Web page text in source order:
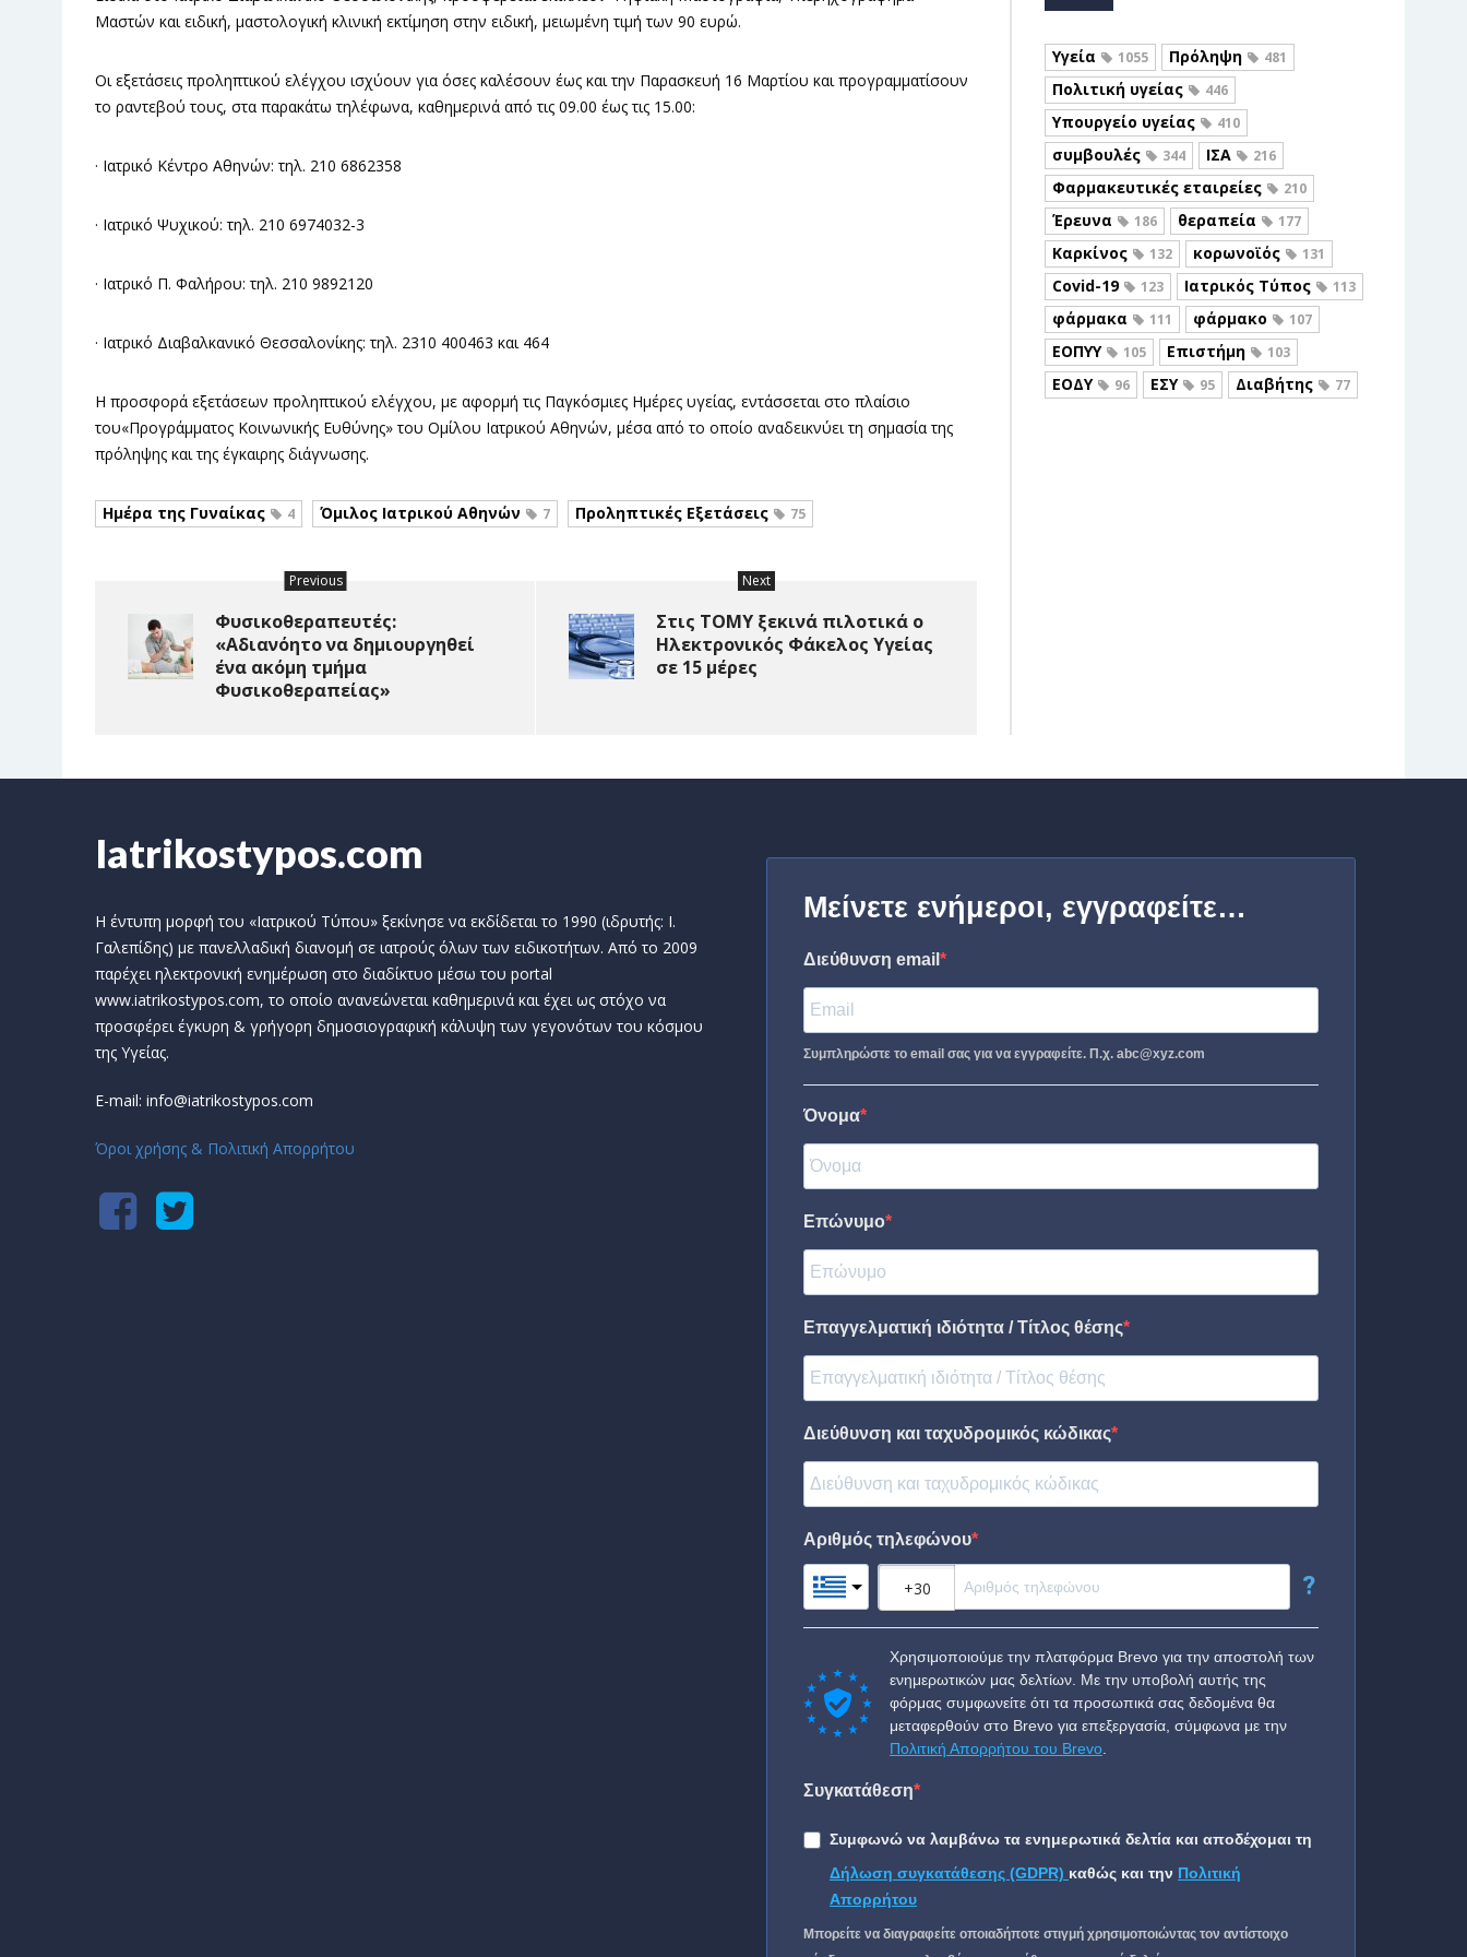
Μαστών και ειδική, μαστολογική κλινική εκτίμηση στην ειδική, μειωμένη τιμή των 90 ευρώ.
Οι εξετάσεις προληπτικού ελέγχου ισχύουν για όσες καλέσουν έως και την Παρασκευή 16 Μαρτίου και προγραμματίσουν
το ραντεβού τους, στα παρακάτω τηλέφωνα, καθημερινά από τις 09.00 έως τις 15.00:
· Ιατρικό Κέντρο Αθηνών: τηλ. 210 6862358
· Ιατρικό Ψυχικού: τηλ. 210 6974032-3
· Ιατρικό Π. Φαλήρου: τηλ. 210 9892120
· Ιατρικό Διαβαλκανικό Θεσσαλονίκης: τηλ. 2310 400463 και 464
Η προσφορά εξετάσεων προληπτικού ελέγχου, με αφορμή τις Παγκόσμιες Ημέρες υγείας, εντάσσεται στο πλαίσιο
του«Προγράμματος Κοινωνικής Ευθύνης» του Ομίλου Ιατρικού Αθηνών, μέσα από το οποίο αναδεικνύει τη σημασία της
πρόληψης και της έγκαιρης διάγνωσης.
Ημέρα της Γυναίκας 4 Όμιλος Ιατρικού Αθηνών 7 Προληπτικές Εξετάσεις 75
Previous
Φυσικοθεραπευτές:
«Αδιανόητο να δημιουργηθεί
ένα ακόμη τμήμα
Φυσικοθεραπείας»
Next
Στις ΤΟΜΥ ξεκινά πιλοτικά ο
Ηλεκτρονικός Φάκελος Υγείας
σε 15 μέρες
Υγεία 1055 Πρόληψη 481
Πολιτική υγείας 446
Υπουργείο υγείας 410
συμβουλές 344 ΙΣΑ 216
Φαρμακευτικές εταιρείες 210
Έρευνα 186 θεραπεία 177
Καρκίνος 132 κορωνοϊός 131
Covid-19 123 Ιατρικός Τύπος 113
φάρμακα 111 φάρμακο 107
ΕΟΠΥΥ 105 Επιστήμη 103
ΕΟΔΥ 96 ΕΣΥ 95 Διαβήτης 77
Iatrikostypos.com
Η έντυπη μορφή του «Ιατρικού Τύπου» ξεκίνησε να εκδίδεται το 1990 (ιδρυτής: Ι.
Γαλεπίδης) με πανελλαδική διανομή σε ιατρούς όλων των ειδικοτήτων. Από το 2009
παρέχει ηλεκτρονική ενημέρωση στο διαδίκτυο μέσω του portal
www.iatrikostypos.com, το οποίο ανανεώνεται καθημερινά και έχει ως στόχο να
προσφέρει έγκυρη & γρήγορη δημοσιογραφική κάλυψη των γεγονότων του κόσμου
της Υγείας.
E-mail: info@iatrikostypos.com
Όροι χρήσης & Πολιτική Απορρήτου
Μείνετε ενήμεροι, εγγραφείτε…
Διεύθυνση email
Συμπληρώστε το email σας για να εγγραφείτε. Π.χ. abc@xyz.com
Όνομα
Επώνυμο
Επαγγελματική ιδιότητα / Τίτλος θέσης
Διεύθυνση και ταχυδρομικός κώδικας
Αριθμός τηλεφώνου
?
Χρησιμοποιούμε την πλατφόρμα Brevo για την αποστολή των
ενημερωτικών μας δελτίων. Με την υποβολή αυτής της
φόρμας συμφωνείτε ότι τα προσωπικά σας δεδομένα θα
μεταφερθούν στο Brevo για επεξεργασία, σύμφωνα με την
Πολιτική Απορρήτου του Brevo
Συγκατάθεση
Συμφωνώ να λαμβάνω τα ενημερωτικά δελτία και αποδέχομαι τη
Δήλωση συγκατάθεσης (GDPR) καθώς και την Πολιτική
Απορρήτου
Μπορείτε να διαγραφείτε οποιαδήποτε στιγμή χρησιμοποιώντας τον αντίστοιχο